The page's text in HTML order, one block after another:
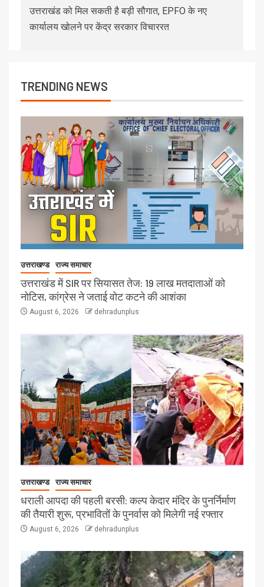
उत्तराखंड को मिल सकती है बड़ी सौगात, EPFO के नए
कार्यालय खोलने पर केंद्र सरकार विचाररत
TRENDING NEWS
उत्तराखण्ड राज्य समाचार
उत्तराखंड में SIR पर सियासत तेज: 19 लाख मतदाताओं को
नोटिस, कांग्रेस ने जताई वोट कटने की आशंका
August 6, 2026 dehradunplus
उत्तराखण्ड राज्य समाचार
धराली आपदा की पहली बरसी: कल्प केदार मंदिर के पुनर्निर्माण
की तैयारी शुरू, प्रभावितों के पुनर्वास को मिलेगी नई रफ्तार
August 6, 2026 dehradunplus